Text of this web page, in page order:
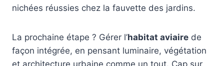
nichées réussies chez la fauvette des jardins.
La prochaine étape ? Gérer l’habitat aviaire de
façon intégrée, en pensant luminaire, végétation
et architecture urbaine comme un tout. Cap sur